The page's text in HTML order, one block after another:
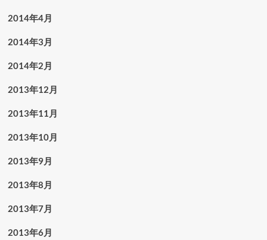
2014年4月
2014年3月
2014年2月
2013年12月
2013年11月
2013年10月
2013年9月
2013年8月
2013年7月
2013年6月